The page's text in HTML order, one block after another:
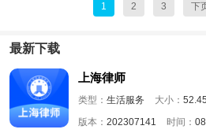
1 2 3 下
最新下载
上海律师
类型： 生活服务 大小：
版本： 202307141 时间：